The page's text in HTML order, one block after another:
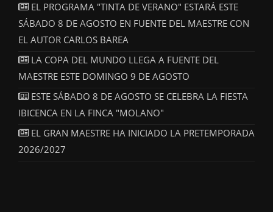
EL PROGRAMA "TINTA DE VERANO" ESTARÁ ESTE
SÁBADO 8 DE AGOSTO EN FUENTE DEL MAESTRE CON
EL AUTOR CARLOS BAREA
LA COPA DEL MUNDO LLEGA A FUENTE DEL
MAESTRE ESTE DOMINGO 9 DE AGOSTO
ESTE SÁBADO 8 DE AGOSTO SE CELEBRA LA FIESTA
IBICENCA EN LA FINCA "MOLANO"
EL GRAN MAESTRE HA INICIADO LA PRETEMPORADA
2026/2027